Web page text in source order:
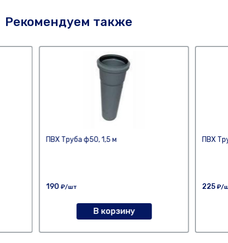
Рекомендуем также
ПВХ Труба ф50, 1,5 м
190 ₽/шт
В корзину
ПВХ
225 ₽/